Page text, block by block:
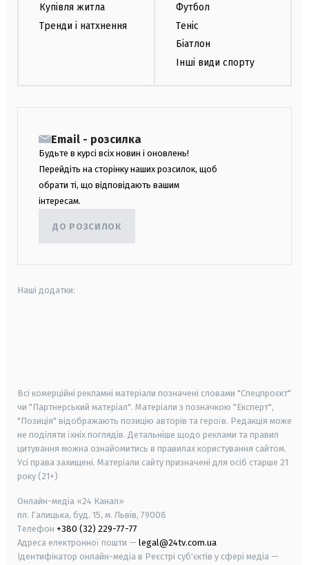
Купівля житла
Тренди і натхнення
Футбол
Теніс
Біатлон
Інші види спорту
Email - розсилка
Будьте в курсі всіх новин і оновлень!
Перейдіть на сторінку наших розсилок, щоб
обрати ті, що відповідають вашим
інтересам.
ДО РОЗСИЛОК
Наші додатки:
Всі комерційні рекламні матеріали позначені словами "Спецпроєкт"
чи "Партнерський матеріал". Матеріали з позначкою "Експерт",
"Позиція" відображають позицію авторів та героїв. Редакція може
не поділяти їхніх поглядів. Детальніше щодо реклами та правил
цитування можна ознайомитись в правилах користування сайтом.
Усі права захищені. Матеріали сайту призначені для осіб старше 21
року (21+)
Онлайн-медіа «24 Канал»
пл. Галицька, буд. 15, м. Львів, 79008
Телефон +380 (32) 229-77-77
Адреса електронної пошти — legal@24tv.com.ua
Ідентифікатор онлайн-медіа в Реєстрі суб'єктів у сфері медіа —